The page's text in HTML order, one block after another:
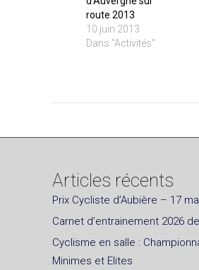
route 2013
10 juin 2013
Dans "Activités"
Articles récents
Prix Cycliste d’Aubière – 17
Carnet d’entrainement 2026
Cyclisme en salle :
Minimes et Elites